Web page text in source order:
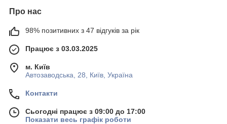
Про нас
98% позитивних з 47 відгуків за рік
Працює з 03.03.2025
м. Київ
Автозаводська, 28, Київ, Україна
Контакти
Сьогодні працює з 09:00 до 17:00
Показати весь графік роботи